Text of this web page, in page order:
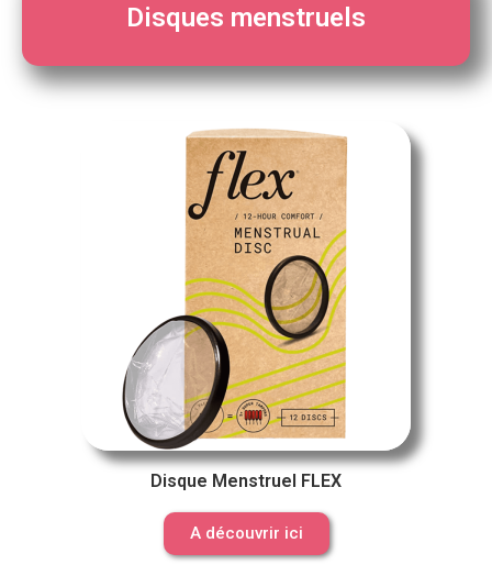
Disques menstruels
Disque Menstruel FLEX
A découvrir ici